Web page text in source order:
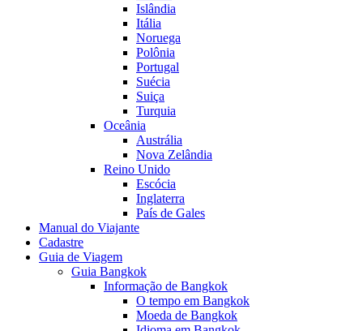
Islândia
Itália
Noruega
Polônia
Portugal
Suécia
Suiça
Turquia
Oceânia
Austrália
Nova Zelândia
Reino Unido
Escócia
Inglaterra
País de Gales
Manual do Viajante
Cadastre
Guia de Viagem
Guia Bangkok
Informação de Bangkok
O tempo em Bangkok
Moeda de Bangkok